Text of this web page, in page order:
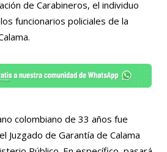
de Carabineros, el individuo
funcionarios policiales de la
colombiano de 33 años fue
Juzgado de Garantía de Calama